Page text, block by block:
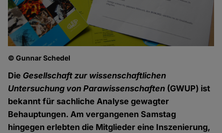
© Gunnar Schedel
Die Gesellschaft zur wissenschaftlichen
Untersuchung von Parawissenschaften (GWUP) ist
bekannt für sachliche Analyse gewagter
Behauptungen. Am vergangenen Samstag
hingegen erlebten die Mitglieder eine Inszenierung,